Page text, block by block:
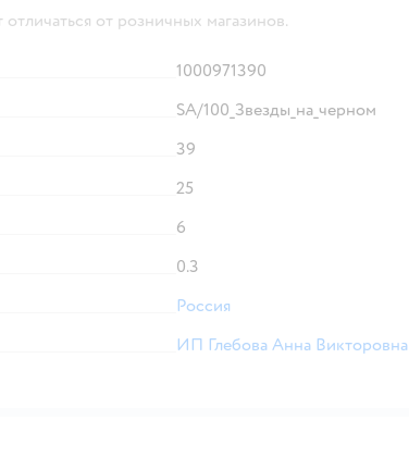
от розничных магазинов.
1000971390
SA/100_Звезды_на_черном
39
25
6
0.3
Россия
ИП Глебова Анна Викторовна